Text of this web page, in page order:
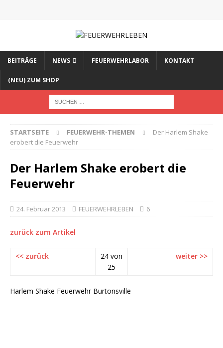
BEITRÄGE NEWS FEUERWEHRLABOR KONTAKT
(NEU) ZUM SHOP
STARTSEITE FEUERWEHR-THEMEN
Der Harlem Shake
erobert die Feuerwehr
Der Harlem Shake erobert die
Feuerwehr
24. Februar 2013 FEUERWEHRLEBEN 6
zurück zum Artikel
<< zurück
24 von
25
weiter >>
Harlem Shake Feuerwehr Burtonsville